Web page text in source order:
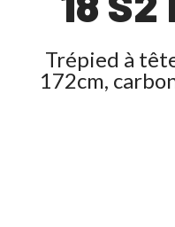
Trépied à
172cm,